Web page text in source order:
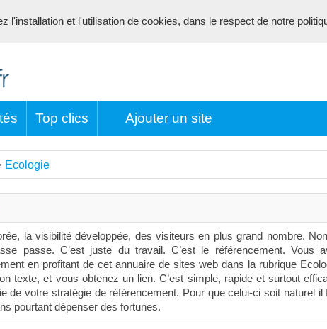
Top clics Ajouter un site
Ecologie
la visibilité développée, des visiteurs en plus grand nombre.
passe. C’est juste du travail. C’est le référencement. Vous
en profitant de cet annuaire de sites web dans la rubrique
texte, et vous obtenez un lien. C’est simple, rapide et surtout
de votre stratégie de référencement. Pour que celui-ci soit naturel il
pourtant dépenser des fortunes.
l'installation et l'utilisation de cookies, dans le respect de notre